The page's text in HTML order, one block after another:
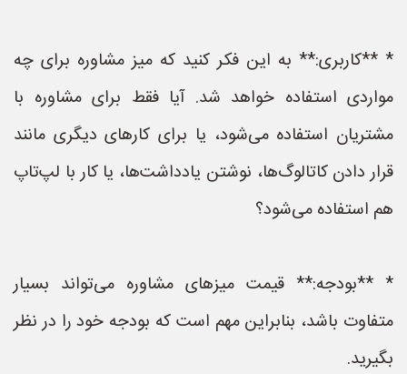
* **کاربری:** به این فکر کنید که میز مشاوره برای چه
مواردی استفاده خواهد شد. آیا فقط برای مشاوره با
مشتریان استفاده می‌شود، یا برای کارهای دیگری مانند
قرار دادن کاتالوگ‌ها، نوشتن یادداشت‌ها، یا کار با لپ‌تاپ
هم استفاده می‌شود؟
* **بودجه:** قیمت میزهای مشاوره می‌تواند بسیار
متفاوت باشد، بنابراین مهم است که بودجه خود را در نظر
بگیرید.